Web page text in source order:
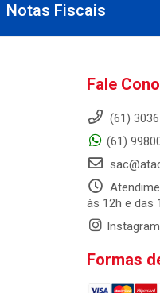
Notas Fiscais
Fale
(61)
(61)
às 12h e das
Instagram
Formas